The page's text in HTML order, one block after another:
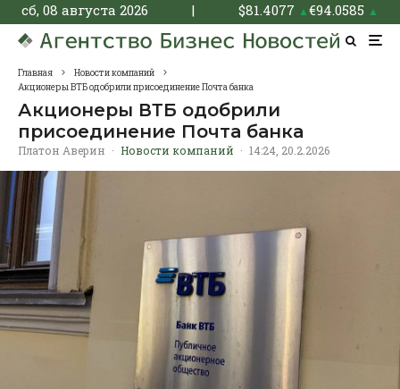
сб, 08 августа 2026 | $81.4077 ▲€94.0585 ▲
Главная
Новости компаний
Акционеры ВТБ одобрили присоединение Почта банка
Акционеры ВТБ одобрили
присоединение Почта банка
Платон Аверин · Новости компаний · 14:24, 20.2.2026